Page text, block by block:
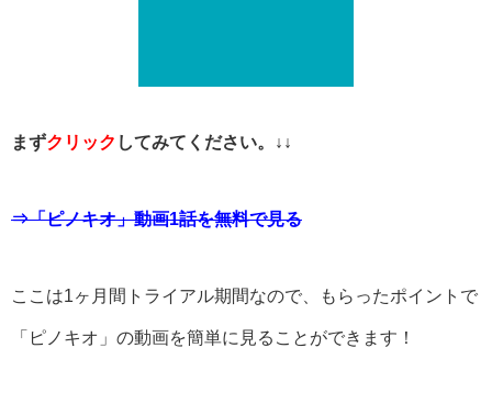
まずクリック してみてください。↓↓
⇒「ピノキオ」動画1話を無料で見る
ここは1ヶ月間トライアル期間なので、もらったポイントで
「ピノキオ」の動画を簡単に見ることができます！